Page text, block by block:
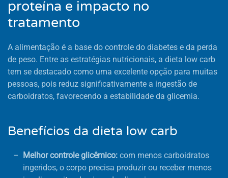
proteína e impacto no
tratamento
A alimentação é a base do controle do diabetes e da perda
de peso. Entre as estratégias nutricionais, a dieta low carb
tem se destacado como uma excelente opção para muitas
pessoas, pois reduz significativamente a ingestão de
carboidratos, favorecendo a estabilidade da glicemia.
Benefícios da dieta low carb
Melhor controle glicêmico: com menos carboidratos
ingeridos, o corpo precisa produzir ou receber menos